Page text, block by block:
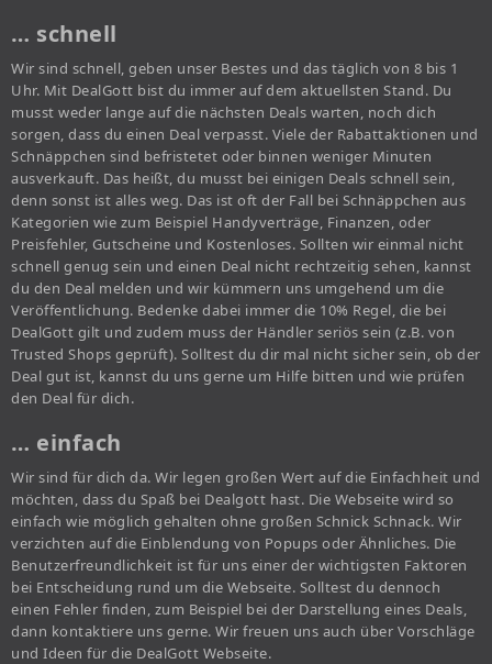
… schnell
Wir sind schnell, geben unser Bestes und das täglich von 8 bis 1
Uhr. Mit DealGott bist du immer auf dem aktuellsten Stand. Du
musst weder lange auf die nächsten Deals warten, noch dich
sorgen, dass du einen Deal verpasst. Viele der Rabattaktionen und
Schnäppchen sind befristetet oder binnen weniger Minuten
ausverkauft. Das heißt, du musst bei einigen Deals schnell sein,
denn sonst ist alles weg. Das ist oft der Fall bei Schnäppchen aus
Kategorien wie zum Beispiel Handyverträge, Finanzen, oder
Preisfehler, Gutscheine und Kostenloses. Sollten wir einmal nicht
schnell genug sein und einen Deal nicht rechtzeitig sehen, kannst
du den Deal melden und wir kümmern uns umgehend um die
Veröffentlichung. Bedenke dabei immer die 10% Regel, die bei
DealGott gilt und zudem muss der Händler seriös sein (z.B. von
Trusted Shops geprüft). Solltest du dir mal nicht sicher sein, ob der
Deal gut ist, kannst du uns gerne um Hilfe bitten und wie prüfen
den Deal für dich.
… einfach
Wir sind für dich da. Wir legen großen Wert auf die Einfachheit und
möchten, dass du Spaß bei Dealgott hast. Die Webseite wird so
einfach wie möglich gehalten ohne großen Schnick Schnack. Wir
verzichten auf die Einblendung von Popups oder Ähnliches. Die
Benutzerfreundlichkeit ist für uns einer der wichtigsten Faktoren
bei Entscheidung rund um die Webseite. Solltest du dennoch
einen Fehler finden, zum Beispiel bei der Darstellung eines Deals,
dann kontaktiere uns gerne. Wir freuen uns auch über Vorschläge
und Ideen für die DealGott Webseite.